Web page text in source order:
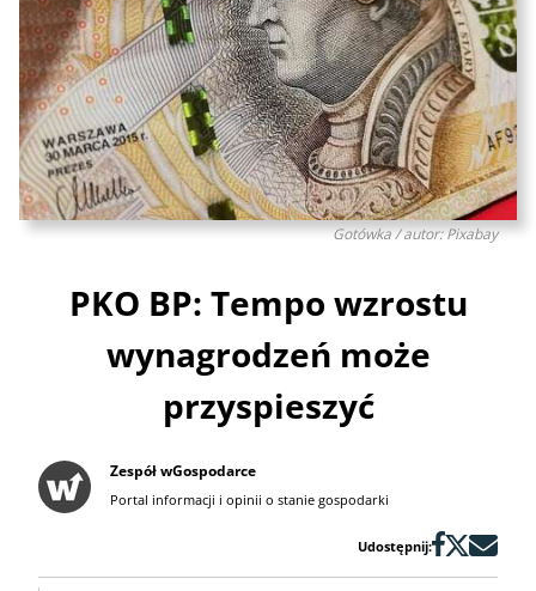
Gotówka / autor: Pixabay
PKO BP: Tempo wzrostu
wynagrodzeń może
przyspieszyć
Zespół wGospodarce
Portal informacji i opinii o stanie gospodarki
Udostępnij: